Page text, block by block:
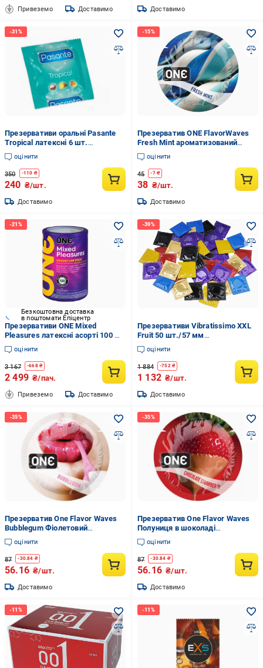
Привеземо Доставимо Доставимо
Презервативи оральні Рasante
Tropical латексні 6 шт.
(500000102)
оцінити
350 -110 ₴
240 ₴/шт.
Доставимо
Презерватив ONE FlavorWaves
Fresh Mint ароматизований
гладкий латексний презерватив
зі смаком м’яти змащений
Різнокольоровий
оцінити
45 -7₴
38 ₴/шт.
Доставимо
Безкоштовна доставка
в поштомати Епіцентр
Презервативи ONE Mixed
Pleasures латексні асорті 100 шт
Різнокольоровий
оцінити
3 167 -668₴
2 499 ₴/пач.
Привеземо Доставимо
Презервативи Vibratissimo XXL
Fruit 50 шт./57 мм
Різнокольоровий
оцінити
1 884 -752₴
1 132 ₴/шт.
Доставимо
Презерватив One Flavor Waves
Bubblegum Фіолетовий
(6400229332)
оцінити
87 -30.84 ₴
56.16 ₴/шт.
Доставимо
Презерватив One Flavor Waves
Полуниця в шоколаді
(6400229330)
оцінити
87 -30.84 ₴
56.16 ₴/шт.
Доставимо